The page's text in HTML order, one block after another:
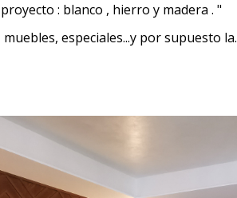
: blanco , hierro y madera . "
especiales...y por